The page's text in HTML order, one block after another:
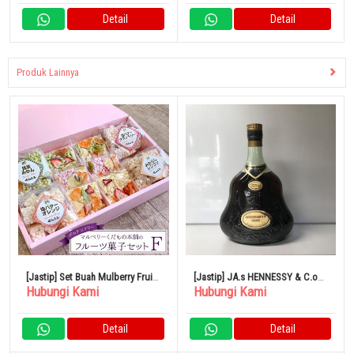
Detail Detail
Produk Lainnya
[Jastip] Set Buah Mulberry Fruit
Honpo (F)
Hubungi Kami
Detail
[Jastip] JA.s HENNESSY & C.o
COGNAC EXTRA
Hubungi Kami
Detail